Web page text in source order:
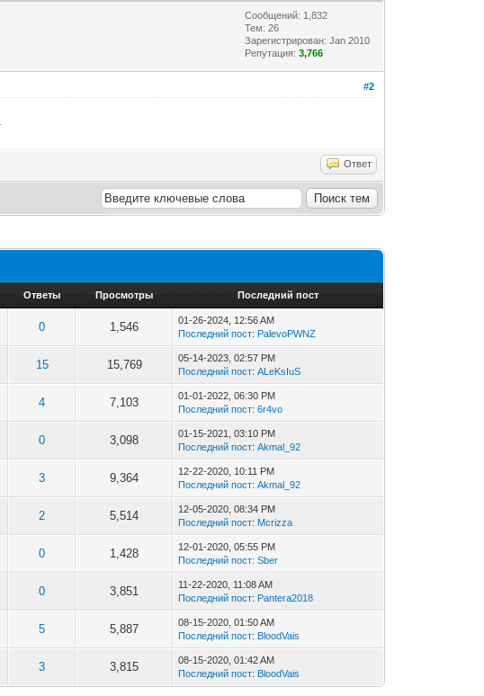
Сообщений: 1,832
Тем: 26
Зарегистрирован: Jan 2010
Репутация:3,766
#2
Ответ
Ответы Просмотры Последний пост
0 1,546
01-26-2024, 12:56 AM
Последний пост: PalevoPWNZ
15 15,769
05-14-2023, 02:57 PM
Последний пост:ALeKsIuS
4 7,103
01-01-2022, 06:30 PM
Последний пост:6r4vo
0 3,098
01-15-2021, 03:10 PM
Последний пост:Akmal_92
3 9,364
12-22-2020, 10:11 PM
Последний пост:Akmal_92
2 5,514
12-05-2020, 08:34 PM
Последний пост: Mcrizza
0 1,428
12-01-2020, 05:55 PM
Последний пост:Sber
0 3,851
11-22-2020, 11:08 AM
Последний пост: Pantera2018
5 5,887
08-15-2020, 01:50 AM
Последний пост: BloodVais
3 3,815
08-15-2020, 01:42 AM
Последний пост: BloodVais